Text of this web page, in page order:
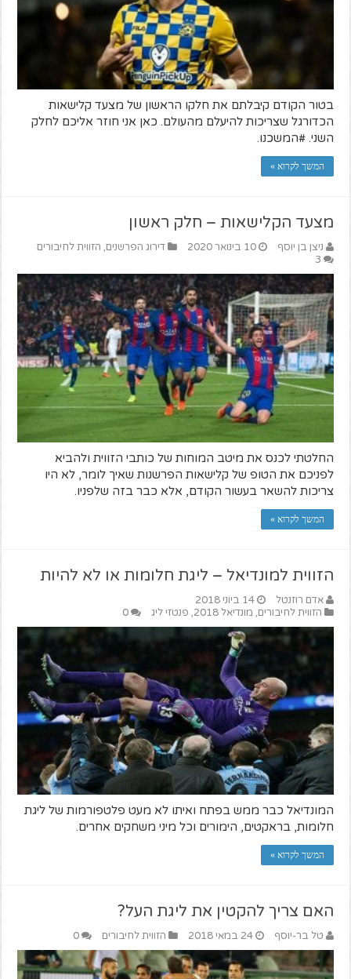
בטור הקודם קיבלתם את חלקו הראשון של מצעד קלישאות
הכדורגל שצריכות להיעלם מהעולם. כאן אני חוזר אליכם לחלק
השני. #המשכנו.
המשך לקרוא »
מצעד הקלישאות – חלק ראשון
ניצן בן יוסף 10 בינואר 2020 דירוג הפרשנים, הזווית לחיבורים
3
החלטתי לכנס את מיטב המוחות של כותבי הזווית ולהביא
לפניכם את הטופ של קלישאות הפרשנות שאיך לומר, לא היו
צריכות להשאר בעשור הקודם, אלא כבר בזה שלפניו.
המשך לקרוא »
הזווית למונדיאל – ליגת חלומות או לא להיות
אדם רוזנטל
14 ביוני 2018
הזווית לחיבורים, מונדיאל 2018 , פנטזי ליג 0
המונדיאל כבר ממש בפתח ואיתו לא מעט פלטפורמות של ליגת
חלומות, בראקטים, הימורים וכל מיני משחקים אחרים.
המשך לקרוא »
האם צריך להקטין את ליגת העל?
טל בר-יוסף 24 במאי 2018 הזווית לחיבורים 0